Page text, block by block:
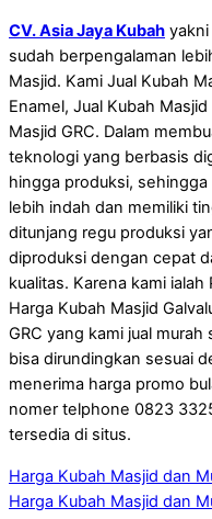
CV. Asia Jaya Kubah
sudah berpengalaman
Masjid. Kami Jual Kubah
Enamel, Jual Kubah
Masjid GRC. Dalam
teknologi yang berbasis
hingga produksi,
lebih indah dan memiliki
ditunjang regu produksi
diproduksi dengan cepat
kualitas. Karena kami
Harga Kubah Masjid
GRC yang kami jual
bisa dirundingkan sesuai
menerima harga promo
nomer telphone 0823
tersedia di situs.
Harga Kubah Masjid dan
Harga Kubah Masjid dan